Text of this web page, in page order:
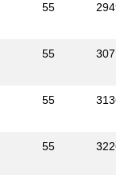
55
55
55
55